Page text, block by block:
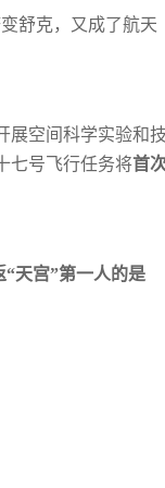
舒克，又成了航天
展空间科学实验和
七号飞行任务将首
“天宫”第一人的是